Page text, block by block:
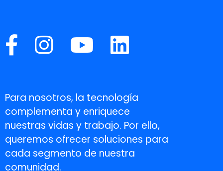
Para nosotros, la tecnología
complementa y enriquece
nuestras vidas y trabajo. Por ello,
queremos ofrecer soluciones para
cada segmento de nuestra
comunidad.